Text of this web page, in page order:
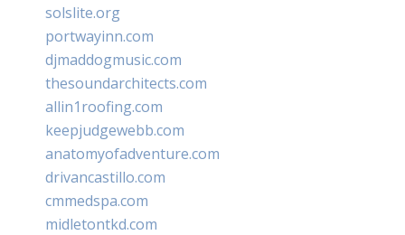
solslite.org
portwayinn.com
djmaddogmusic.com
thesoundarchitects.com
allin1roofing.com
keepjudgewebb.com
anatomyofadventure.com
drivancastillo.com
cmmedspa.com
midletontkd.com